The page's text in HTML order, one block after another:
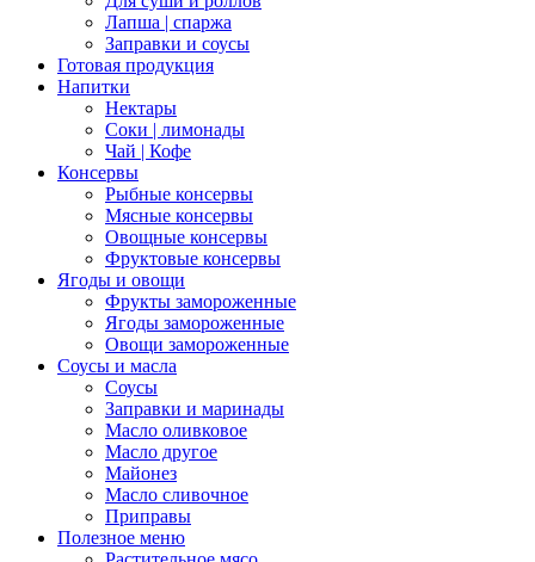
Лапша | спаржа
Заправки и соусы
Готовая продукция
Напитки
Нектары
Соки | лимонады
Чай | Кофе
Консервы
Рыбные консервы
Мясные консервы
Овощные консервы
Фруктовые консервы
Ягоды и овощи
Фрукты замороженные
Ягоды замороженные
Овощи замороженные
Соусы и масла
Соусы
Заправки и маринады
Масло оливковое
Масло другое
Майонез
Масло сливочное
Приправы
Полезное меню